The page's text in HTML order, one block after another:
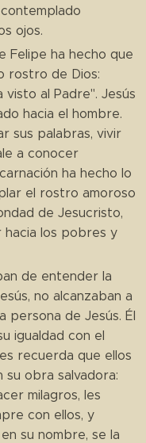
ojos.
Felipe ha hecho que
rostro de Dios:
visto al Padre". Jesús
hacia el hombre.
sus palabras, vivir
a conocer
ha hecho lo
el rostro amoroso
de Jesucristo,
hacia los pobres y
de entender la
no alcanzaban a
persona de Jesús. Él
igualdad con el
recuerda que ellos
su obra salvadora:
milagros, les
con ellos, y
su nombre, se la